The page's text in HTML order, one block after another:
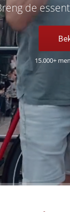
de
15.000+